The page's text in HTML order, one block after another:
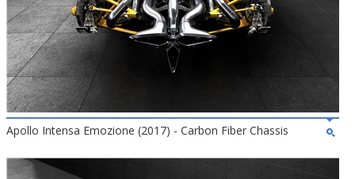
Apollo Intensa Emozione (2017) - Carbon Fiber Chassis